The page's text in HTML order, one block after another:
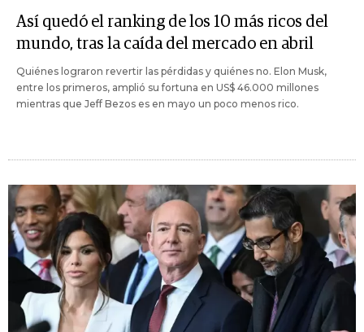
Así quedó el ranking de los 10 más ricos del
mundo, tras la caída del mercado en abril
Quiénes lograron revertir las pérdidas y quiénes no. Elon Musk,
entre los primeros, amplió su fortuna en US$ 46.000 millones
mientras que Jeff Bezos es en mayo un poco menos rico.